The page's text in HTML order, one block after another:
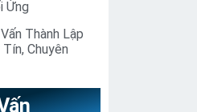
Ứng
Thành Lập
Chuyên